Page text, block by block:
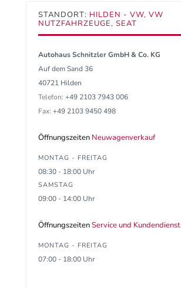
STANDORT: HILDEN - VW, VW
NUTZFAHRZEUGE, SEAT
Autohaus Schnitzler GmbH & Co. KG
Auf dem Sand 36
40721 Hilden
Telefon: +49 2103 7943 006
Fax: +49 2103 9450 498
Öffnungszeiten Neuwagenverkauf
MONTAG - FREITAG
08:30 - 18:00 Uhr
SAMSTAG
09:00 - 14:00 Uhr
ÖffnungszeitenService und Kundendienst
MONTAG - FREITAG
07:00 - 18:00 Uhr